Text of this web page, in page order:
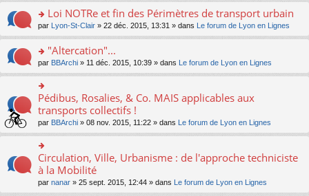
e
nt
u
ré
c
e
nt
n
n
le
pl
u
s
ré
c
e
nt
a
g
e
n
n
le
pl
u
s
c
nt
le
m
e
a
g
e
n
o
n
lu
le
pl
u
s
ré
e
ult
er
le
m
e
s
g
e
n
o
n
lu
le
pl
u
o
n
ult
er
le
m
e
s
a
e
n
o
n
Loi NOTRe et fin des Périmètres de transport urbain
par Lyon-St-Clair » 22 déc. 2015, 13:31 » dans Le forum de Lyon en Lignes
o
n
s
ult
er
le
m
e
s
s
a
g
e
"Altercation"...
par BBArchi » 11 déc. 2015, 10:39 » dans Le forum de Lyon en Lignes
o
n
ult
er
le
m
e
s
Pédibus, Rosalies, & Co. MAIS applicables aux
transports collectifs !
par BBArchi » 08 nov. 2015, 11:22 » dans Le forum de Lyon en Lignes
o
n
ult
Circulation, Ville, Urbanisme : de l'approche techniciste
à la Mobilité
par nanar » 25 sept. 2015, 12:44 » dans Le forum de Lyon en Lignes